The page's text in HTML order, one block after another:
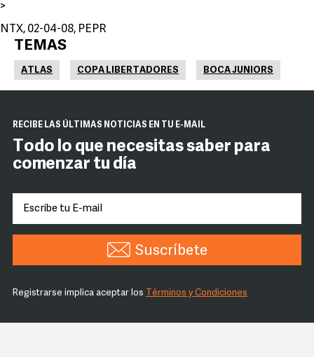
>
NTX, 02-04-08, PEPR
TEMAS
ATLAS COPA LIBERTADORES BOCA JUNIORS
RECIBE LAS ÚLTIMAS NOTICIAS EN TU E-MAIL
Todo lo que necesitas saber para
comenzar tu día
Suscríbete
Registrarse implica aceptar los Términos y Condiciones